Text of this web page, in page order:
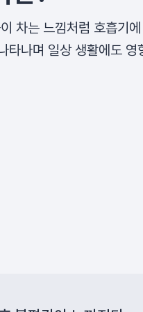
차는 느낌처럼 호흡기
타나며 일상 생활에도 영